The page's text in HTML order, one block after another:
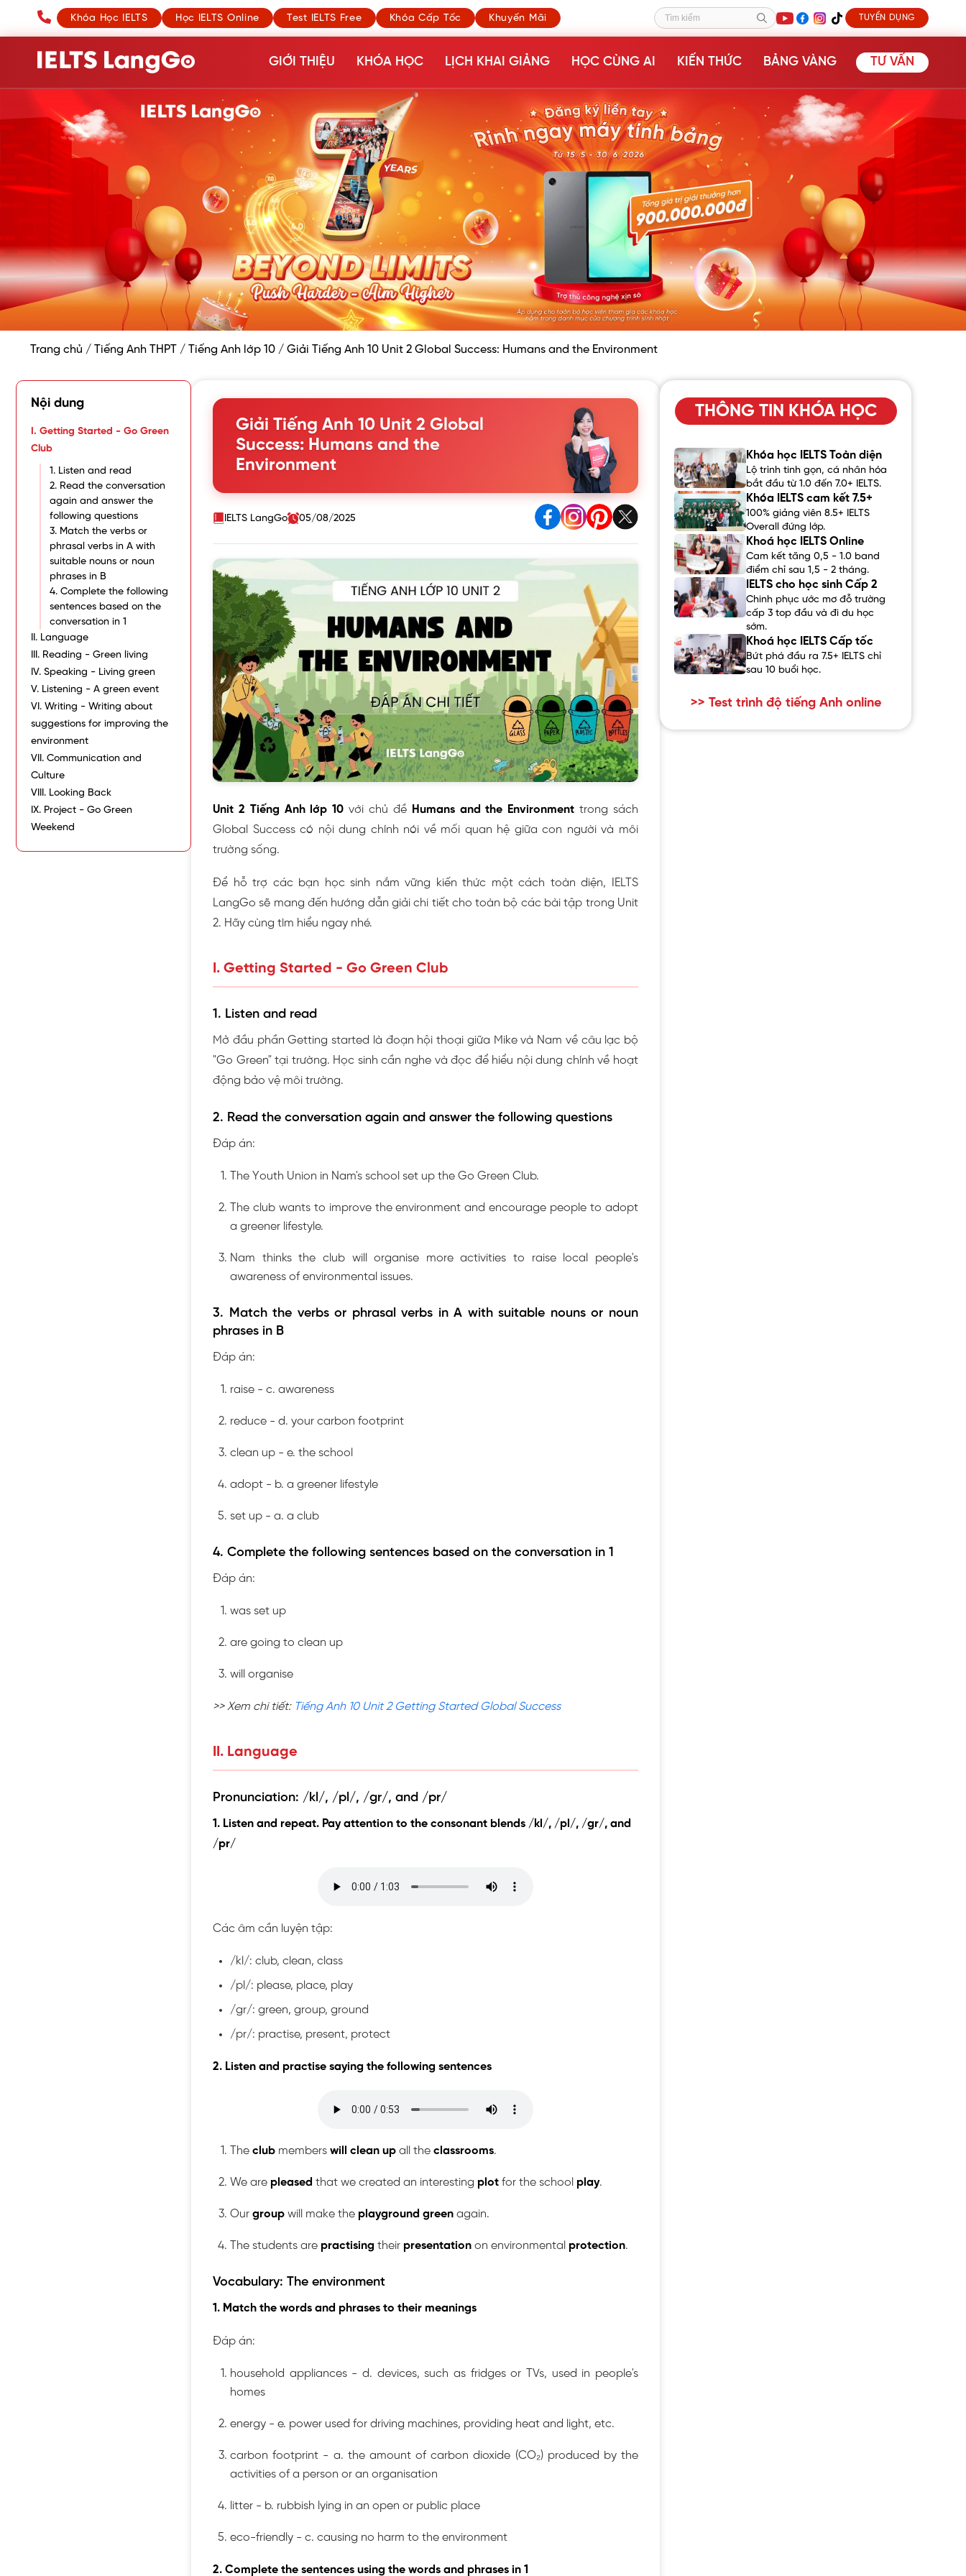
Khóa Học IELTS Học IELTS Online Test IELTS Free Khóa Cấp Tốc Khuyến Mãi Tìm kiếm TUYỂN DỤNG
GIỚI THIỆU KHÓA HỌC LỊCH KHAI GIẢNG HỌC CÙNG AI KIẾN THỨC BẢNG VÀNG TƯ VẤN
Trang chủ / Tiếng Anh THPT / Tiếng Anh lớp 10 / Giải Tiếng Anh 10 Unit 2 Global Success: Humans and the Environment
Nội dung
I. Getting Started - Go Green
Club
1. Listen and read
2. Read the conversation
again and answer the
following questions
3. Match the verbs or
phrasal verbs in A with
suitable nouns or noun
phrases in B
4. Complete the following
sentences based on the
conversation in 1
II. Language
III. Reading - Green living
IV. Speaking - Living green
V. Listening - A green event
VI. Writing - Writing about
suggestions for improving the
environment
VII. Communication and
Culture
VIII. Looking Back
IX. Project - Go Green
Weekend
Giải Tiếng Anh 10 Unit 2 Global
Success: Humans and the
Environment
IELTS LangGo 05/08/2025
Unit 2 Tiếng Anh lớp 10 với chủ đề Humans and the Environment trong sách
Global Success có nội dung chính nói về mối quan hệ giữa con người và môi
trường sống.
Để hỗ trợ các bạn học sinh nắm vững kiến thức một cách toàn diện, IELTS
LangGo sẽ mang đến hướng dẫn giải chi tiết cho toàn bộ các bài tập trong Unit
2. Hãy cùng tìm hiểu ngay nhé.
I. Getting Started - Go Green Club
1. Listen and read
Mở đầu phần Getting started là đoạn hội thoại giữa Mike và Nam về câu lạc bộ
"Go Green" tại trường. Học sinh cần nghe và đọc để hiểu nội dung chính về hoạt
động bảo vệ môi trường.
2. Read the conversation again and answer the following questions
Đáp án:
The Youth Union in Nam's school set up the Go Green Club.
The club wants to improve the environment and encourage people to adopt
a greener lifestyle.
Nam thinks the club will organise more activities to raise local people's
awareness of environmental issues.
3. Match the verbs or phrasal verbs in A with suitable nouns or noun
phrases in B
Đáp án:
raise - c. awareness
reduce - d. your carbon footprint
clean up - e. the school
adopt - b. a greener lifestyle
set up - a. a club
4. Complete the following sentences based on the conversation in 1
Đáp án:
was set up
are going to clean up
will organise
>> Xem chi tiết: Tiếng Anh 10 Unit 2 Getting Started Global Success
II. Language
Pronunciation: /kl/, /pl/, /gr/, and /pr/
1. Listen and repeat. Pay attention to the consonant blends /kl/, /pl/, /gr/, and
/pr/
Các âm cần luyện tập:
/kl/: club, clean, class
/pl/: please, place, play
/gr/: green, group, ground
/pr/: practise, present, protect
2. Listen and practise saying the following sentences
The club members will clean up all the classrooms.
We are pleased that we created an interesting plot for the school play.
Our group will make the playground green again.
The students are practising their presentation on environmental protection.
Vocabulary: The environment
1. Match the words and phrases to their meanings
Đáp án:
household appliances - d. devices, such as fridges or TVs, used in people's
homes
energy - e. power used for driving machines, providing heat and light, etc.
carbon footprint - a. the amount of carbon dioxide (CO₂) produced by the
activities of a person or an organisation
litter - b. rubbish lying in an open or public place
eco-friendly - c. causing no harm to the environment
2. Complete the sentences using the words and phrases in 1
THÔNG TIN KHÓA HỌC
Khóa học IELTS Toàn diện
Lộ trình tinh gọn, cá nhân hóa
bắt đầu từ 1.0 đến 7.0+ IELTS.
Khóa IELTS cam kết 7.5+
100% giảng viên 8.5+ IELTS
Overall đứng lớp.
Khoá học IELTS Online
Cam kết tăng 0,5 - 1.0 band
điểm chỉ sau 1,5 - 2 tháng.
IELTS cho học sinh Cấp 2
Chinh phục ước mơ đỗ trường
cấp 3 top đầu và đi du học
sớm.
Khoá học IELTS Cấp tốc
Bứt phá đầu ra 7.5+ IELTS chỉ
sau 10 buổi học.
>> Test trình độ tiếng Anh online